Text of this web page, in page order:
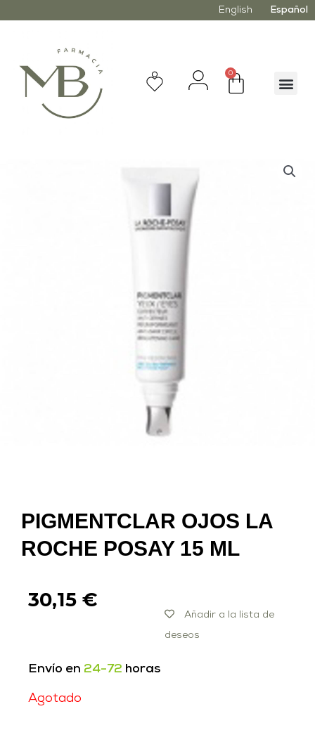
English Español
0
PIGMENTCLAR OJOS LA
ROCHE POSAY 15 ML
30,15 €
Añadir a la lista de
deseos
Envío en 24-72 horas
Agotado